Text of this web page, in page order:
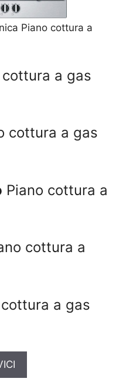
Piano cottura a
cottura a gas
cottura a gas
Piano cottura a
cottura a
a gas